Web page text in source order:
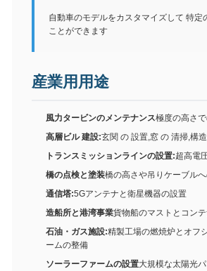
自動車のモデルをカスタマイズして 特定
ことができます
産業用用途
風力タービンのメンテナンス極度の高さ
高層ビル 建設:玄関 の 設置,窓 の 清掃,構
トランスミッションラインの設置:超高電
橋の点検と塗装橋の高さや吊りケーブル
通信塔:5Gアンテナと衛星機器の設置
造船所と港湾事業貨物船のマストとコン
石油・ガス施設:精製工場の燃焼炉とオフ
ームの整備
ソーラーファームの設置大規模な太陽光